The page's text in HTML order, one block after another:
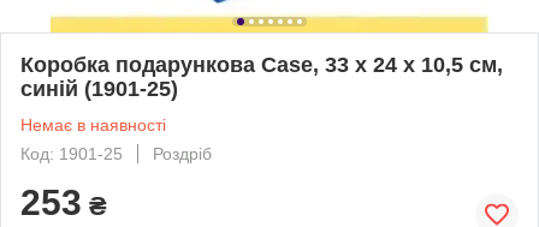
Коробка подарункова Case, 33 х 24 х 10,5 см,
синій (1901-25)
Немає в наявності
Код: 1901-25
Роздріб
253 ₴